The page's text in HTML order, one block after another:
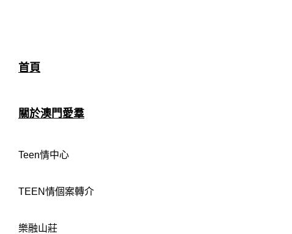
首頁
關於澳門愛羣
Teen情中心
TEEN情個案轉介
樂融山莊